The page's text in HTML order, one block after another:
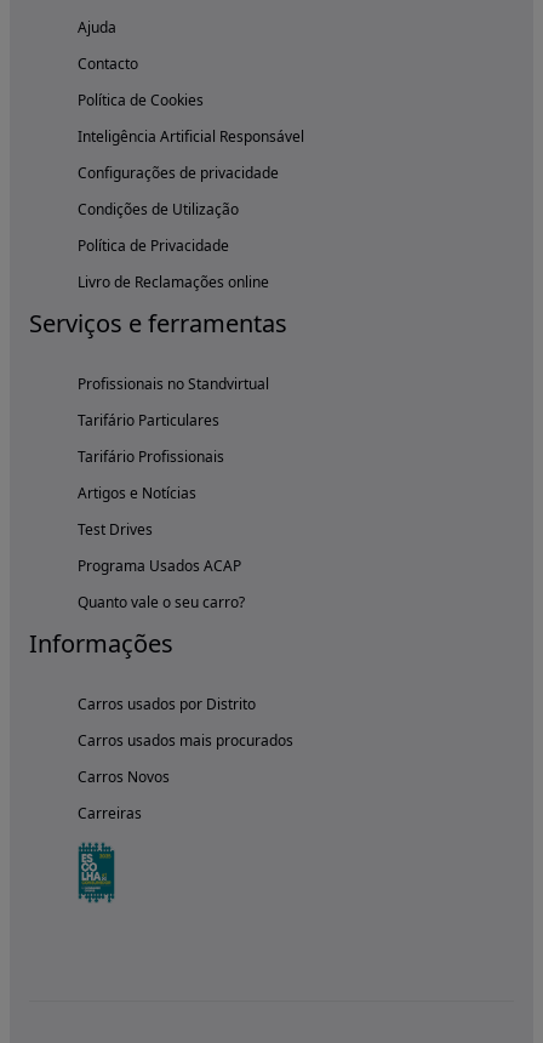
Ajuda
Contacto
Política de Cookies
Inteligência Artificial Responsável
Configurações de privacidade
Condições de Utilização
Política de Privacidade
Livro de Reclamações online
Serviços e ferramentas
Profissionais no Standvirtual
Tarifário Particulares
Tarifário Profissionais
Artigos e Notícias
Test Drives
Programa Usados ACAP
Quanto vale o seu carro?
Informações
Carros usados por Distrito
Carros usados mais procurados
Carros Novos
Carreiras